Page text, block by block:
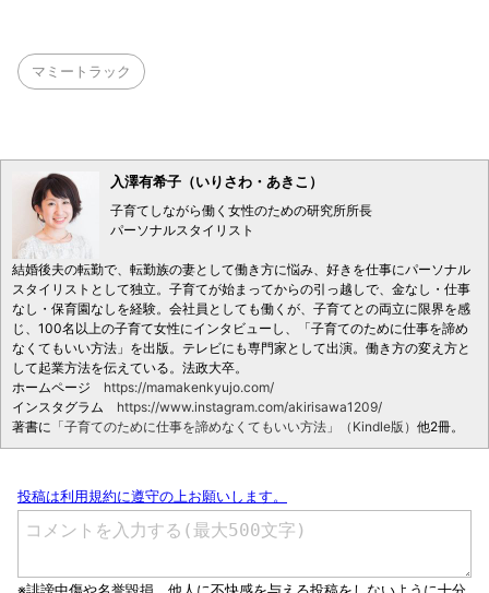
マミートラック
入澤有希子（いりさわ・あきこ）
子育てしながら働く女性のための研究所所長
パーソナルスタイリスト
結婚後夫の転勤で、転勤族の妻として働き方に悩み、好きを仕事にパーソナル
スタイリストとして独立。子育てが始まってからの引っ越しで、金なし・仕事
なし・保育園なしを経験。会社員としても働くが、子育てとの両立に限界を感
じ、100名以上の子育て女性にインタビューし、「子育てのために仕事を諦め
なくてもいい方法」を出版。テレビにも専門家として出演。働き方の変え方と
して起業方法を伝えている。法政大卒。
ホームページ https://mamakenkyujo.com/
インスタグラム https://www.instagram.com/akirisawa1209/
著書に 「子育てのために仕事を諦めなくてもいい方法」（Kindle版） 他2冊。